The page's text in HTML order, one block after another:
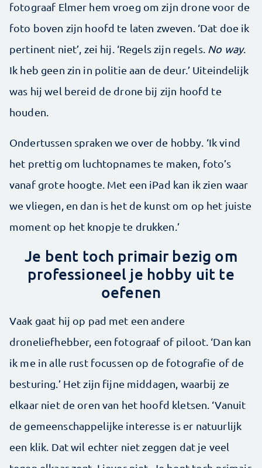
fotograaf Elmer hem vroeg om zijn drone voor de
foto boven zijn hoofd te laten zweven. ‘Dat doe ik
pertinent niet’, zei hij. ‘Regels zijn regels. No way.
Ik heb geen zin in politie aan de deur.’ Uiteindelijk
was hij wel bereid de drone bij zijn hoofd te
houden.
Ondertussen spraken we over de hobby. ‘Ik vind
het prettig om luchtopnames te maken, foto’s
vanaf grote hoogte. Met een iPad kan ik zien waar
we vliegen, en dan is het de kunst om op het juiste
moment op het knopje te drukken.’
Je bent toch primair bezig om
professioneel je hobby uit te
oefenen
Vaak gaat hij op pad met een andere
droneliefhebber, een fotograaf of piloot. ‘Dan kan
ik me in alle rust focussen op de fotografie of de
besturing.’ Het zijn fijne middagen, waarbij ze
elkaar niet de oren van het hoofd kletsen. ‘Vanuit
de gemeenschappelijke interesse is er natuurlijk
een klik. Dat wil echter niet zeggen dat je veel